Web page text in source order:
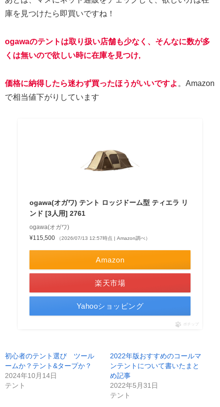
庫を見つけたら即買いですね！
ogawaのテントは取り扱い店舗も少なく、そんなに数が多
くは無いので欲しい時に在庫を見つけ,
価格に納得したら迷わず買ったほうがいいですよ 。Amazon
で相当値下がりしています
ogawa(オガワ) テント ロッジドーム型 ティエラ リ
ンド [3人用] 2761
ogawa(オガワ)
¥115,500
（2026/07/13 12:57時点 | Amazon調べ）
Amazon
楽天市場
Yahooショッピング
ポチップ
初心者のテント選び ツール
ームか？テント&タープか？
2024年10月14日
テント
2022年版おすすめのコールマ
ンテントについて書いたまと
め記事
2022年5月31日
テント